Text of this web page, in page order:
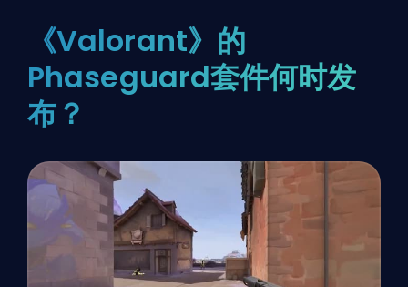
《Valorant》的
Phaseguard套件何时发
布？